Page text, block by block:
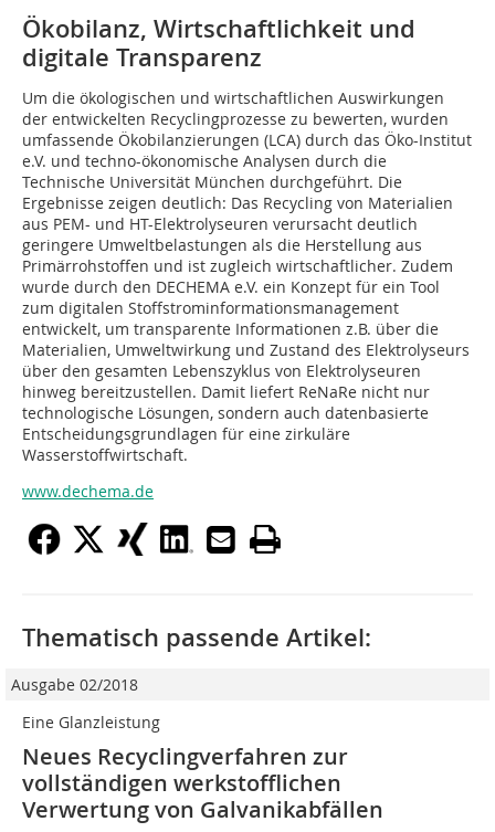
Ökobilanz, Wirtschaftlichkeit und
digitale Transparenz
Um die ökologischen und wirtschaftlichen Auswirkungen
der entwickelten Recyclingprozesse zu bewerten, wurden
umfassende Ökobilanzierungen (LCA) durch das Öko-Institut
e.V. und techno-ökonomische Analysen durch die
Technische Universität München durchgeführt. Die
Ergebnisse zeigen deutlich: Das Recycling von Materialien
aus PEM- und HT-Elektrolyseuren verursacht deutlich
geringere Umweltbelastungen als die Herstellung aus
Primärrohstoffen und ist zugleich wirtschaftlicher. Zudem
wurde durch den DECHEMA e.V. ein Konzept für ein Tool
zum digitalen Stoffstrominformationsmanagement
entwickelt, um transparente Informationen z.B. über die
Materialien, Umweltwirkung und Zustand des Elektrolyseurs
über den gesamten Lebenszyklus von Elektrolyseuren
hinweg bereitzustellen. Damit liefert ReNaRe nicht nur
technologische Lösungen, sondern auch datenbasierte
Entscheidungsgrundlagen für eine zirkuläre
Wasserstoffwirtschaft.
www.dechema.de
Thematisch passende Artikel:
Ausgabe 02/2018
Eine Glanzleistung
Neues Recyclingverfahren zur
vollständigen werkstofflichen
Verwertung von Galvanikabfällen